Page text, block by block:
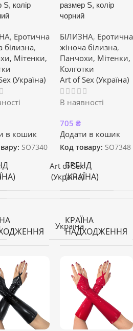
S, колір
, Еротична
білизна,
Мітенки,
(Україна)
в кошик
SO7340
Art of Sex
(Україна)
Україна
размер S, колір
чорний
БІЛИЗНА, Еротична
жіноча білизна,
Панчохи, Мітенки,
Колготки
Art of Sex (Україна)
В наявності
705 ₴
Додати в кошик
Код товару: SO7348
БРЕНД
(КРАЇНА)
КРАЇНА
НАДХОДЖЕННЯ